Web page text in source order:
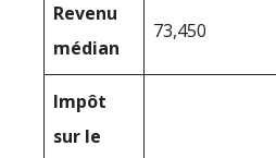
Revenu
médian
73,450
Impôt
sur le